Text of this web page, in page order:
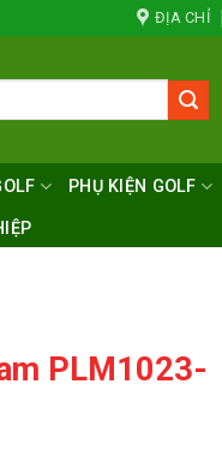
ĐỊA CHỈ
PHỤ KIỆN GOLF
PLM1023-